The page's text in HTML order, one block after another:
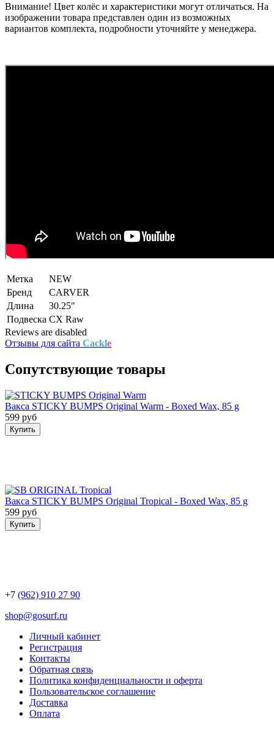
Внимание! Цвет колёс и характеристики могут отличаться. На
изображении товара представлен один из возможных
вариантов комплекта, подробности уточняйте у менеджера.
Метка
NEW
Бренд
CARVER
Длина
30.25"
Подвеска CX Raw
Reviews are disabled
Отзывы для сайта Cackle
Сопутствующие товары
Вакса STICKY BUMPS Original Warm - Boxed Wax, 85 g
599 руб
Купить
Вакса STICKY BUMPS Original Tropical - Boxed Wax, 85 g
599 руб
Купить
+7 (962) 910 27 90
shop@gosurf.ru
Личный кабинет
Регистрация
Контакты
Обратная связь
Политика конфиденциальности и оферта
Пользовательское соглашение
Доставка
Оплата